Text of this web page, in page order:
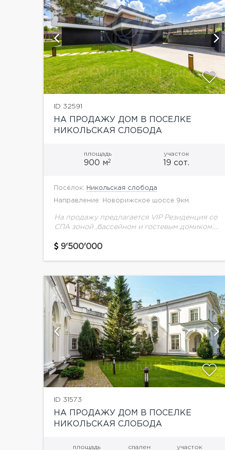
ID 32591
НА ПРОДАЖУ ДОМ В ПОСЕЛКЕ
НИКОЛЬСКАЯ СЛОБОДА
площадь
900 м2
участок
19 сот.
Посёлок: Никольская слобода
Направление: Новорижское шоссе 9км.
На продажу предлагается VIP Резиденция cо
СПА зоной ,бассейном и гостевым домиком.
900 м.кв., участок - 19 сот. На первом этаже:
9'500'000
показать ещё 65 фотографий
ID 31573
НА ПРОДАЖУ ДОМ В ПОСЕЛКЕ
НИКОЛЬСКАЯ СЛОБОДА
площадь спален участок
показать ещё 53 фотографии